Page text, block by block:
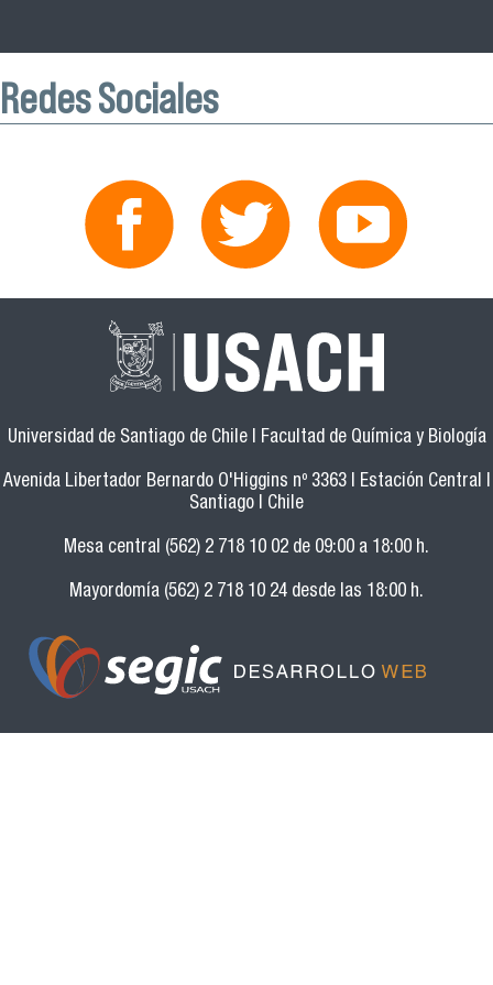
Redes Sociales
Universidad de Santiago de Chile | Facultad de Química y Biología
Avenida Libertador Bernardo O'Higgins nº 3363 | Estación Central |
Santiago | Chile
Mesa central (562) 2 718 10 02 de 09:00 a 18:00 h.
Mayordomía (562) 2 718 10 24 desde las 18:00 h.